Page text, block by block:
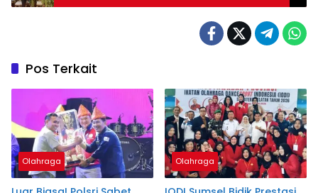
Pos Terkait
Olahraga Olahraga